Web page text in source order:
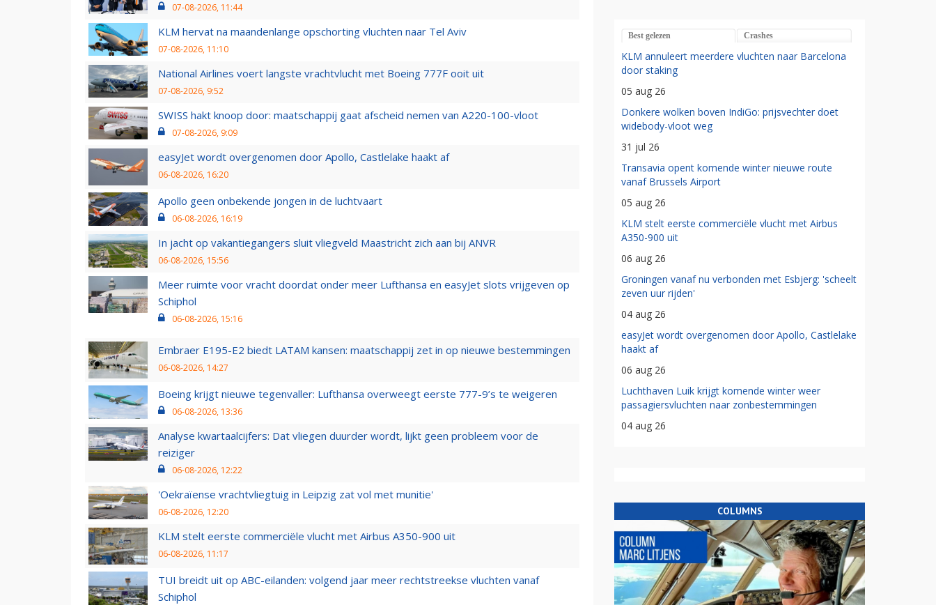
07-08-2026, 11:44
KLM hervat na maandenlange opschorting vluchten naar Tel Aviv
07-08-2026, 11:10
National Airlines voert langste vrachtvlucht met Boeing 777F ooit uit
07-08-2026, 9:52
SWISS hakt knoop door: maatschappij gaat afscheid nemen van A220-100-vloot
07-08-2026, 9:09
easyJet wordt overgenomen door Apollo, Castlelake haakt af
06-08-2026, 16:20
Apollo geen onbekende jongen in de luchtvaart
06-08-2026, 16:19
In jacht op vakantiegangers sluit vliegveld Maastricht zich aan bij ANVR
06-08-2026, 15:56
Meer ruimte voor vracht doordat onder meer Lufthansa en easyJet slots vrijgeven op
Schiphol
06-08-2026, 15:16
Embraer E195-E2 biedt LATAM kansen: maatschappij zet in op nieuwe bestemmingen
06-08-2026, 14:27
Boeing krijgt nieuwe tegenvaller: Lufthansa overweegt eerste 777-9’s te weigeren
06-08-2026, 13:36
Analyse kwartaalcijfers: Dat vliegen duurder wordt, lijkt geen probleem voor de
reiziger
06-08-2026, 12:22
'Oekraïense vrachtvliegtuig in Leipzig zat vol met munitie'
06-08-2026, 12:20
KLM stelt eerste commerciële vlucht met Airbus A350-900 uit
06-08-2026, 11:17
TUI breidt uit op ABC-eilanden: volgend jaar meer rechtstreekse vluchten vanaf
Schiphol
Best gelezen Crashes
KLM annuleert meerdere vluchten naar Barcelona
door staking
05 aug 26
Donkere wolken boven IndiGo: prijsvechter doet
widebody-vloot weg
31 jul 26
Transavia opent komende winter nieuwe route
vanaf Brussels Airport
05 aug 26
KLM stelt eerste commerciële vlucht met Airbus
A350-900 uit
06 aug 26
Groningen vanaf nu verbonden met Esbjerg: 'scheelt
zeven uur rijden'
04 aug 26
easyJet wordt overgenomen door Apollo, Castlelake
haakt af
06 aug 26
Luchthaven Luik krijgt komende winter weer
passagiersvluchten naar zonbestemmingen
04 aug 26
COLUMNS